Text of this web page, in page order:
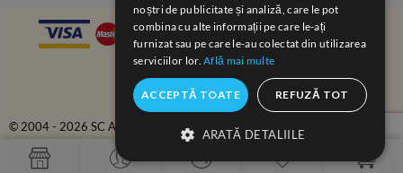
© 2004 - 2026 SC ANAIDA COM-SERV SRL.
noștri de publicitate și analiză, care le pot
combina cu alte informații pe care le-ați
furnizat sau pe care le-au colectat din utilizarea
serviciilor lor.Află mai multe
ACCEPTĂ TOATE REFUZĂ TOT
ARATĂ DETALIILE